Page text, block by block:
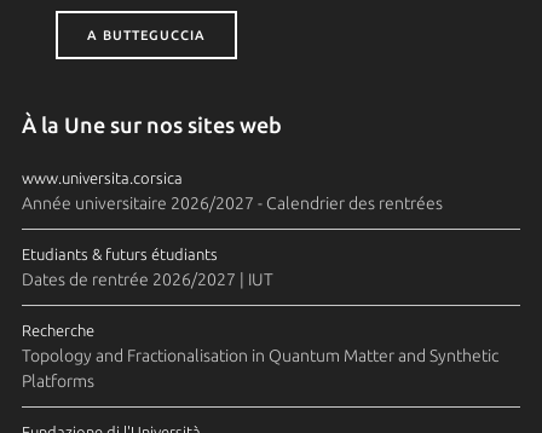
A BUTTEGUCCIA
À la Une sur nos sites web
www.universita.corsica
Année universitaire 2026/2027 - Calendrier des rentrées
Etudiants & futurs étudiants
Dates de rentrée 2026/2027 | IUT
Recherche
Topology and Fractionalisation in Quantum Matter and Synthetic
Platforms